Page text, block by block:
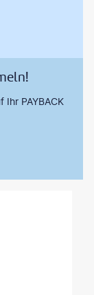
Ihr PAYBACK